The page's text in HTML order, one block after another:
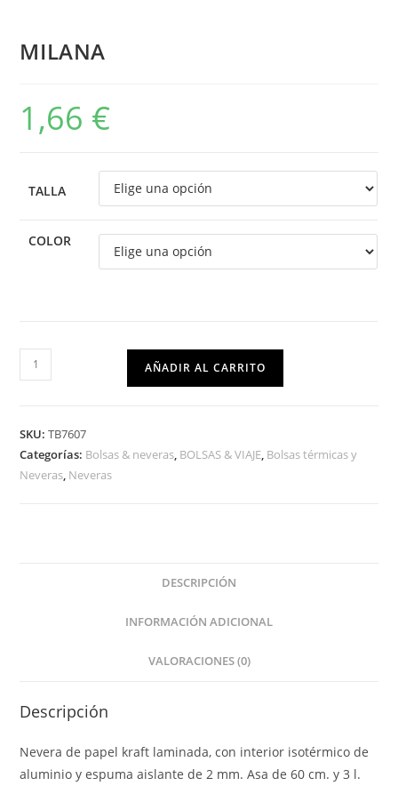
MILANA
1,66 €
TALLA
COLOR
AÑADIR AL CARRITO
SKU:TB7607
Categorías: Bolsas & neveras, BOLSAS & VIAJE, Bolsas térmicas y
Neveras, Neveras
DESCRIPCIÓN
INFORMACIÓN ADICIONAL
VALORACIONES (0)
Descripción
Nevera de papel kraft laminada, con interior isotérmico de
aluminio y espuma aislante de 2 mm. Asa de 60 cm. y 3 l.